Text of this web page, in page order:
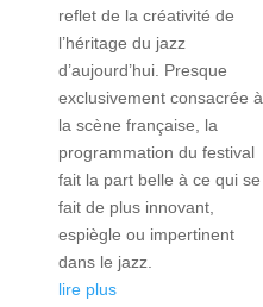
reflet de la créativité de
l’héritage du jazz
d’aujourd’hui. Presque
exclusivement consacrée à
la scène française, la
programmation du festival
fait la part belle à ce qui se
fait de plus innovant,
espiègle ou impertinent
dans le jazz.
lire plus